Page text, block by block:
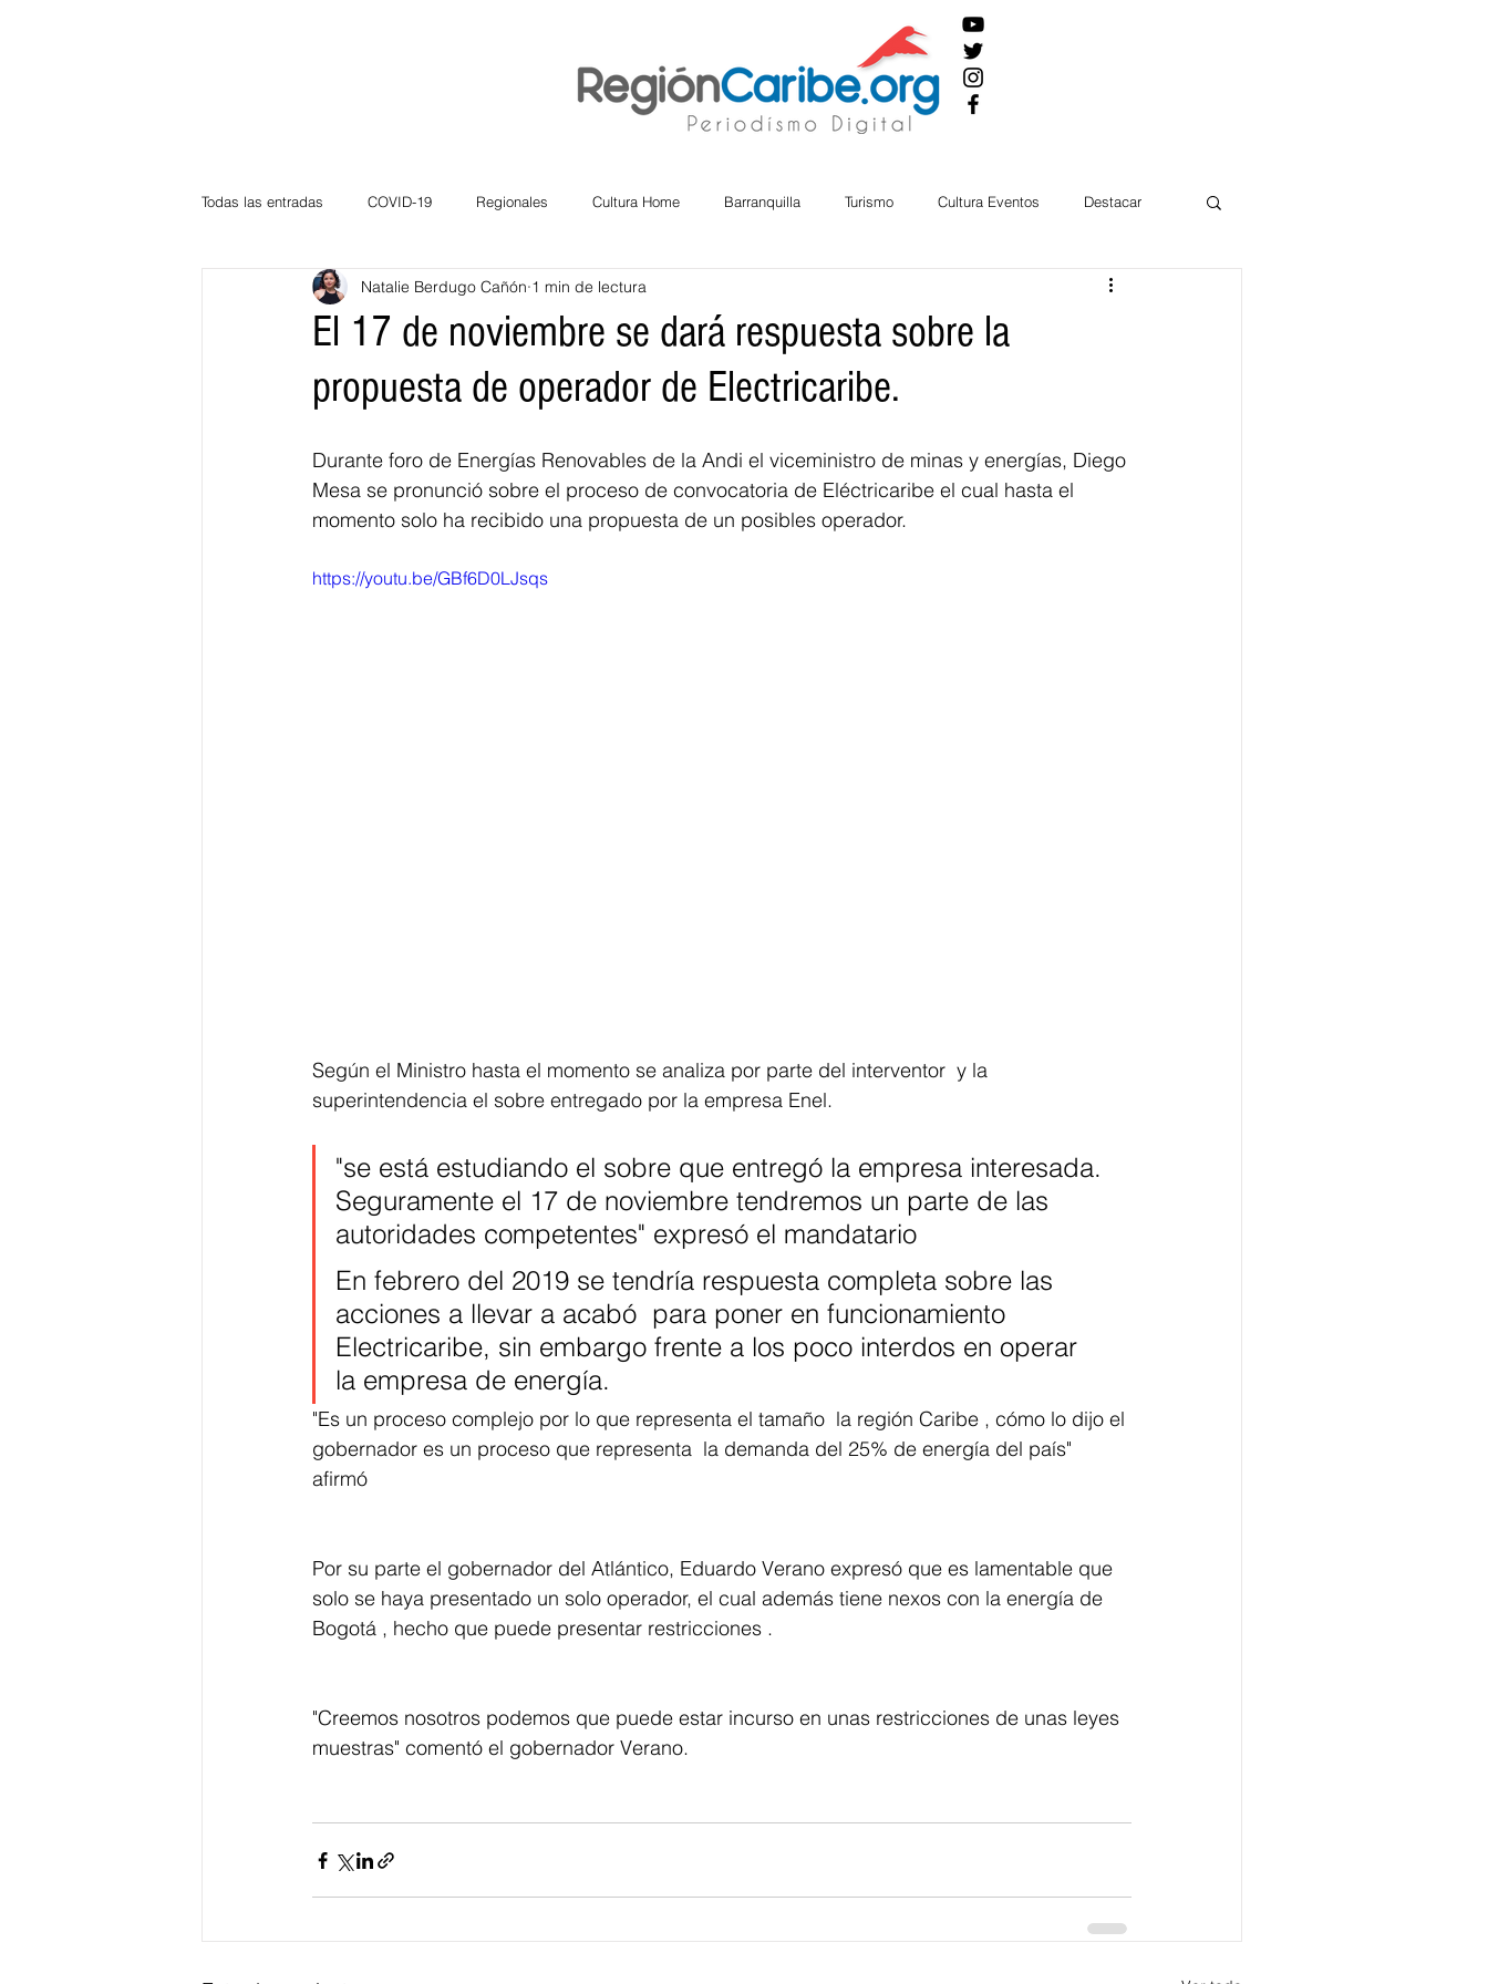
Todas las entradas COVID-19 Regionales Cultura Home Barranquilla Turismo Cultura Eventos Destacar
Atlántico La Guajira Cesar English
Bloggeros Hermanos Mayores Economía RAP CARIBE Política
Educación BID BIENESTAR AMBIENTAL AFRO
El 17 de noviembre se dará respuesta sobre la
propuesta de operador de Electricaribe.
Natalie Berdugo Cañón 1 min de lectura
Durante foro de Energías Renovables de la Andi el viceministro de minas y energías, Diego
Mesa se pronunció sobre el proceso de convocatoria de Eléctricaribe el cual hasta el
momento solo ha recibido una propuesta de un posibles operador.
https://youtu.be/GBf6D0LJsqs
Según el Ministro hasta el momento se analiza por parte del interventor  y la
superintendencia el sobre entregado por la empresa Enel.
"se está estudiando el sobre que entregó la empresa interesada.
Seguramente el 17 de noviembre tendremos un parte de las
autoridades competentes" expresó el mandatario
En febrero del 2019 se tendría respuesta completa sobre las
acciones a llevar a acabó  para poner en funcionamiento
Electricaribe, sin embargo frente a los poco interdos en operar
la empresa de energía.
"Es un proceso complejo por lo que representa el tamaño  la región Caribe , cómo lo dijo el
gobernador es un proceso que representa  la demanda del 25% de energía del país"
afirmó
Por su parte el gobernador del Atlántico, Eduardo Verano expresó que es lamentable que
solo se haya presentado un solo operador, el cual además tiene nexos con la energía de
Bogotá , hecho que puede presentar restricciones .
"Creemos nosotros podemos que puede estar incurso en unas restricciones de unas leyes
muestras" comentó el gobernador Verano.